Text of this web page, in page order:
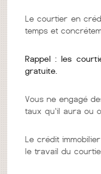
Le courtier en
temps et
Rappel : les
gratuite.
Vous ne engagé
taux qu'il aura ou
Le crédit
le travail du